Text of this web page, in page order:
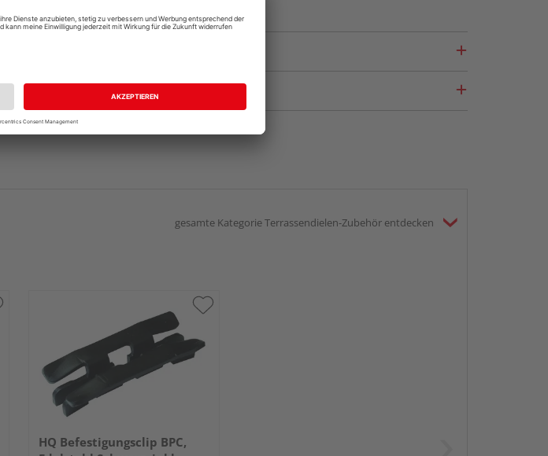
gesamte Kategorie Terrassendielen-Zubehör entdecken
HQ Befestigungsclip BPC,